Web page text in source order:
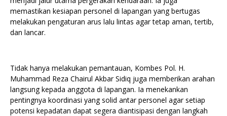
memastikan kesiapan personel di lapangan yang bertugas
melakukan pengaturan arus lalu lintas agar tetap aman, tertib,
dan lancar.
Tidak hanya melakukan pemantauan, Kombes Pol. H.
Muhammad Reza Chairul Akbar Sidiq juga memberikan arahan
langsung kepada anggota di lapangan. Ia menekankan
pentingnya koordinasi yang solid antar personel agar setiap
potensi kepadatan dapat segera diantisipasi dengan langkah